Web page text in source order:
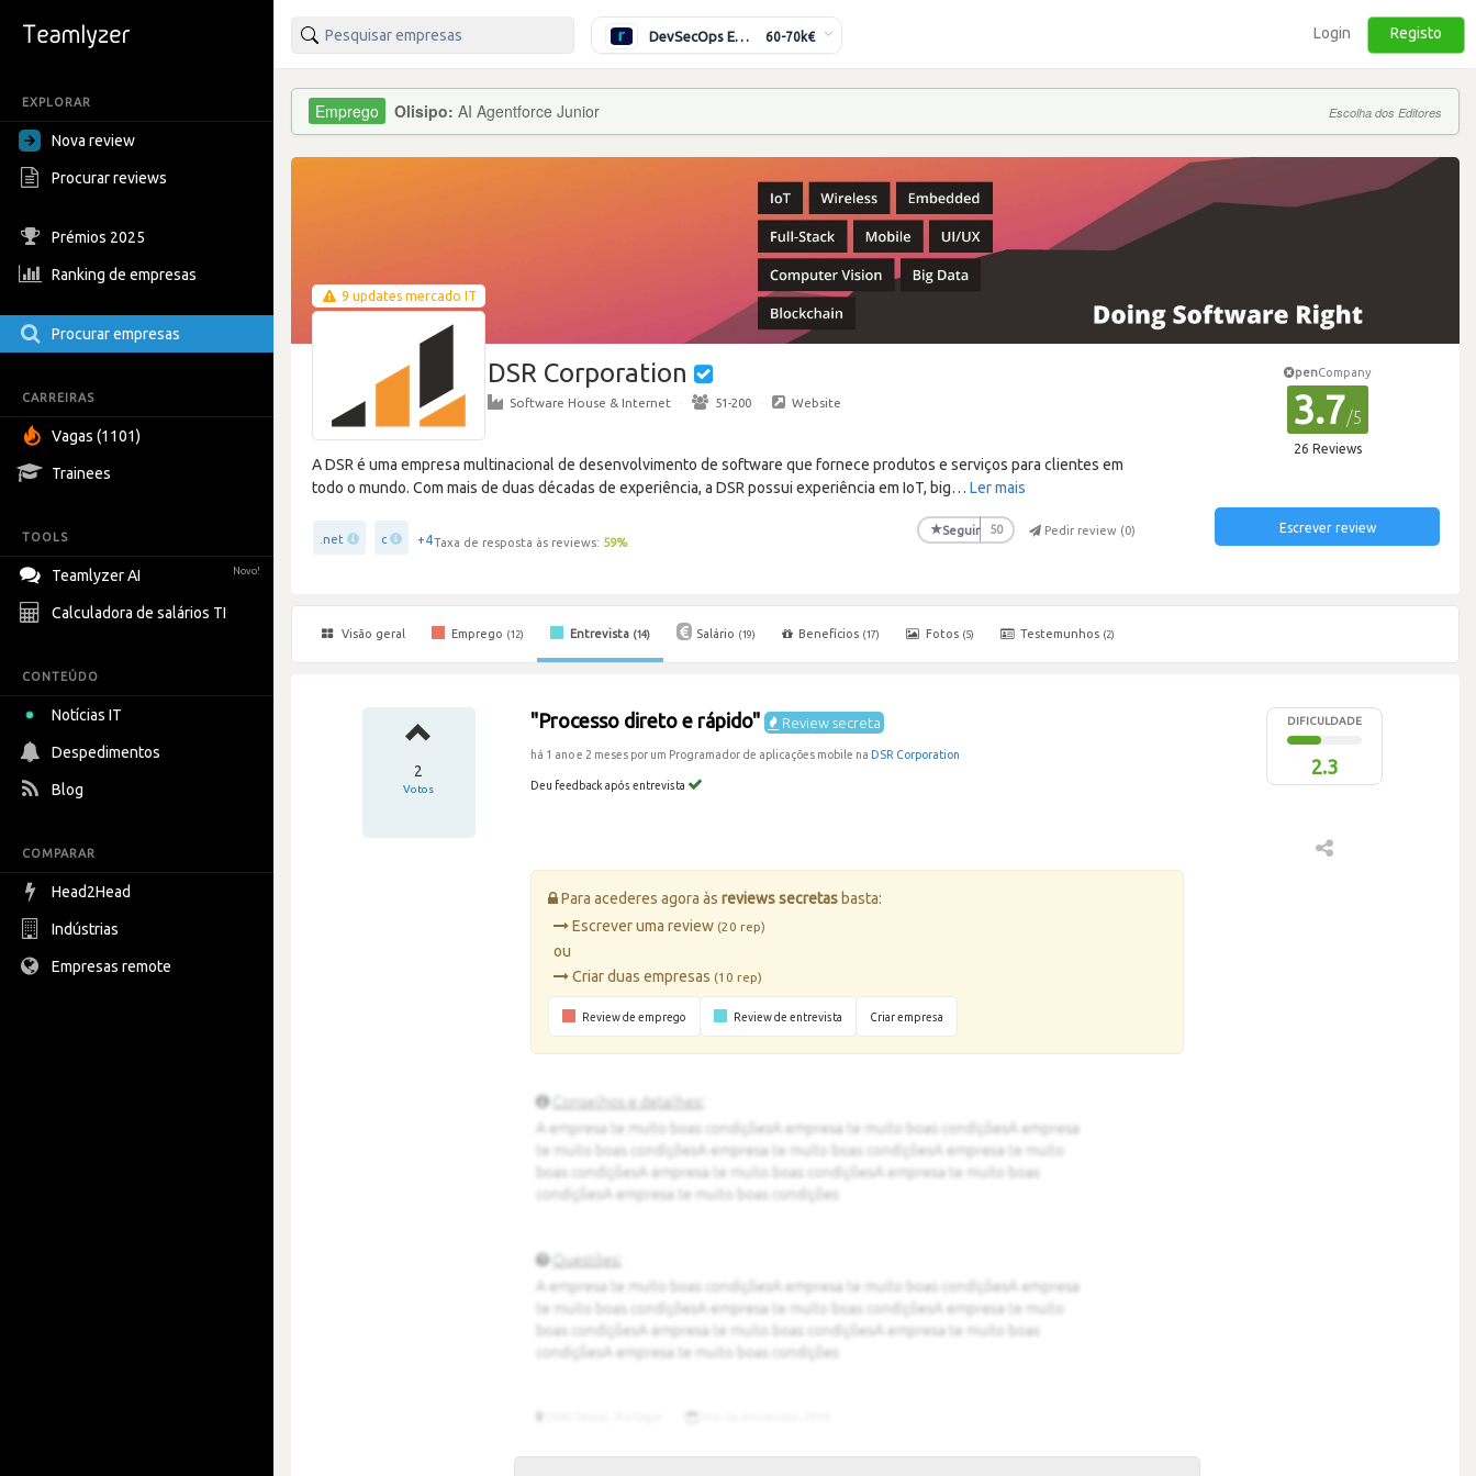
EXPLORAR
Nova review
Procurar reviews
Prémios 2025
Ranking de empresas
Procurar empresas
CARREIRAS
Vagas (1101)
Trainees
TOOLS
Teamlyzer AI Novo!
Calculadora de salários TI
CONTEÚDO
Notícias IT
Despedimentos
Blog
COMPARAR
Head2Head
Indústrias
Empresas remote
DevSecOps Engineer 60-70k€ Login Registo
Olisipo: AI Agentforce Junior Escolha dos Editores
9 updates mercado IT
DSR Corporation
Software House & Internet · 51-200 · Website
A DSR é uma empresa multinacional de desenvolvimento de software que fornece produtos e serviços para clientes em
todo o mundo. Com mais de duas décadas de experiência, a DSR possui experiência em IoT, big… Ler mais
.net c +4Taxa de resposta às reviews: 59%
★Seguir 50 Pedir review (0)
penCompany
3.7/5
26 Reviews
Escrever review
Visão geral Emprego (12) Entrevista (14) Salário (19) Benefícios (17) Fotos (5) Testemunhos (2)
2
Votos
"Processo direto e rápido" Review secreta
há 1 ano e 2 meses por um Programador de aplicações mobile na DSR Corporation
Deu feedback após entrevista
DIFICULDADE
2.3
Para acederes agora àsreviews secretas basta:
Escrever uma review(20 rep)
ou
Criar duas empresas(10 rep)
Review de emprego Review de entrevista Criar empresa